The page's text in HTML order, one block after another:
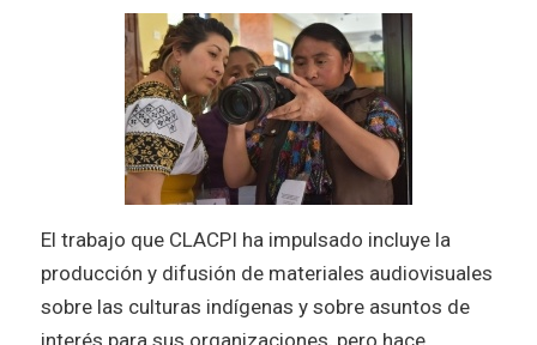
El trabajo que CLACPI ha impulsado incluye la
producción y difusión de materiales audiovisuales
sobre las culturas indígenas y sobre asuntos de
interés para sus organizaciones, pero hace